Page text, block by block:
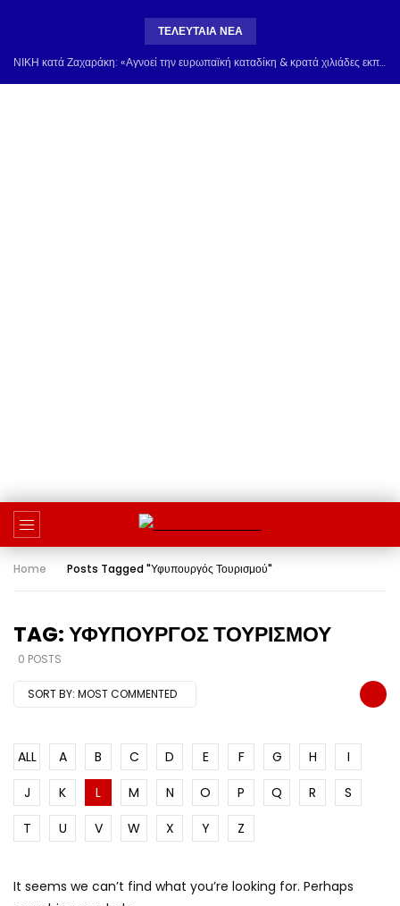
ΤΕΛΕΥΤΑΊΑ ΝΈΑ
ΝΙΚΗ κατά Ζαχαράκη: «Αγνοεί την ευρωπαϊκή καταδίκη & κρατά χιλιάδες εκπαιδευτικούς σε εργασιακή ομηρία»
Home Posts Tagged "Υφυπουργός Τουρισμού"
TAG: ΥΦΥΠΟΥΡΓΌΣ ΤΟΥΡΙΣΜΟΎ
0 POSTS
SORT BY: MOST COMMENTED
ALL A B C D E F G H
I
J
K L M N O P Q R
S
T
U V W X Y Z
It seems we can’t find what you’re looking for. Perhaps